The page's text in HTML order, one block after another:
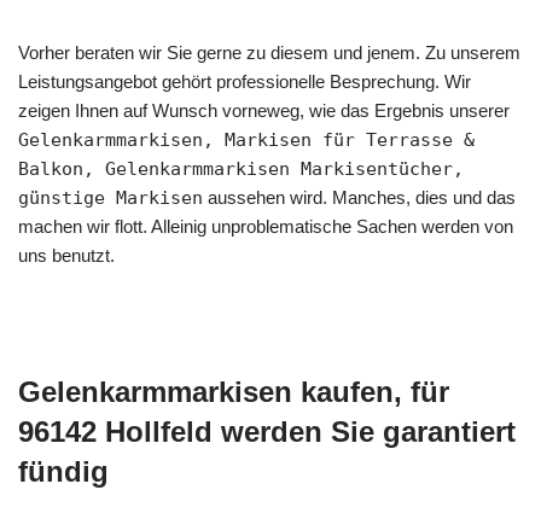
Vorher beraten wir Sie gerne zu diesem und jenem. Zu unserem
Leistungsangebot gehört professionelle Besprechung. Wir
zeigen Ihnen auf Wunsch vorneweg, wie das Ergebnis unserer
Gelenkarmmarkisen, Markisen für Terrasse &
Balkon, Gelenkarmmarkisen Markisentücher,
günstige Markisen aussehen wird. Manches, dies und das
machen wir flott. Alleinig unproblematische Sachen werden von
uns benutzt.
Gelenkarmmarkisen kaufen, für
96142 Hollfeld werden Sie garantiert
fündig